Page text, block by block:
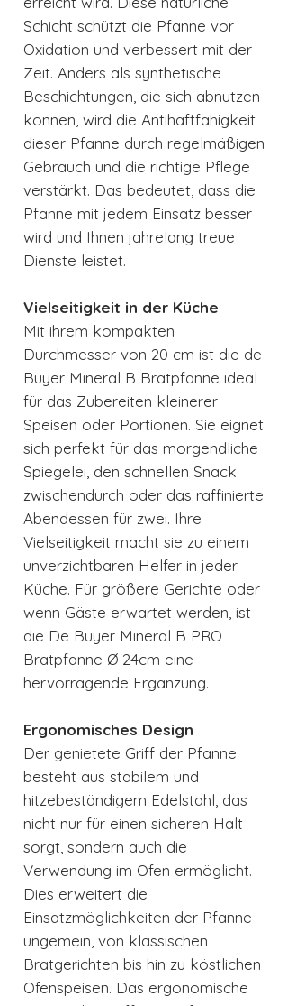
Schicht schützt die Pfanne vor
Oxidation und verbessert mit der
Zeit. Anders als synthetische
Beschichtungen, die sich abnutzen
können, wird die Antihaftfähigkeit
dieser Pfanne durch regelmäßigen
Gebrauch und die richtige Pflege
verstärkt. Das bedeutet, dass die
Pfanne mit jedem Einsatz besser
wird und Ihnen jahrelang treue
Dienste leistet.
Vielseitigkeit in der Küche
Mit ihrem kompakten
Durchmesser von 20 cm ist die de
Buyer Mineral B Bratpfanne ideal
für das Zubereiten kleinerer
Speisen oder Portionen. Sie eignet
sich perfekt für das morgendliche
Spiegelei, den schnellen Snack
zwischendurch oder das raffinierte
Abendessen für zwei. Ihre
Vielseitigkeit macht sie zu einem
unverzichtbaren Helfer in jeder
Küche. Für größere Gerichte oder
wenn Gäste erwartet werden, ist
die De Buyer Mineral B PRO
Bratpfanne Ø 24cm eine
hervorragende Ergänzung.
Ergonomisches Design
Der genietete Griff der Pfanne
besteht aus stabilem und
hitzebeständigem Edelstahl, das
nicht nur für einen sicheren Halt
sorgt, sondern auch die
Verwendung im Ofen ermöglicht.
Dies erweitert die
Einsatzmöglichkeiten der Pfanne
ungemein, von klassischen
Bratgerichten bis hin zu köstlichen
Ofenspeisen. Das ergonomische